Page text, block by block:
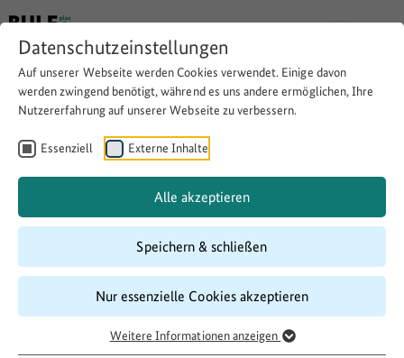
Datenschutzeinstellungen
Auf unserer Webseite werden Cookies verwendet. Einige davon
werden zwingend benötigt, während es uns andere ermöglichen, Ihre
Nutzererfahrung auf unserer Webseite zu verbessern.
Essenziell Externe Inhalte
Alle akzeptieren
Speichern & schließen
Nur essenzielle Cookies akzeptieren
Weitere Informationen anzeigen
Zurück
Smart Country
Convention 2025
Thema:Digitalisierung auf dem Land
Copy Link